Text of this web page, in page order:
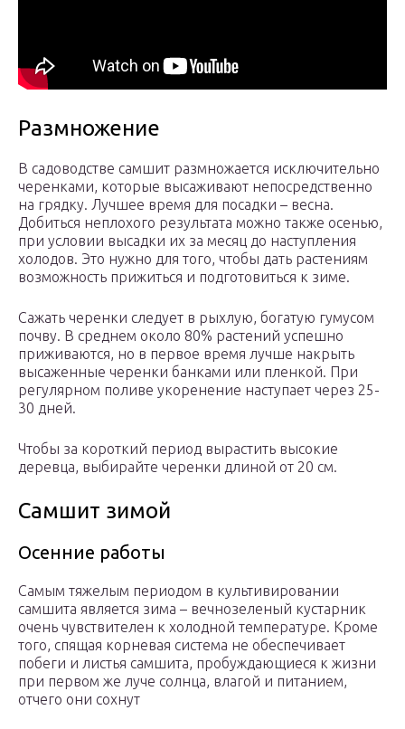
Размножение
В садоводстве самшит размножается исключительно
черенками, которые высаживают непосредственно
на грядку. Лучшее время для посадки – весна.
Добиться неплохого результата можно также осенью,
при условии высадки их за месяц до наступления
холодов. Это нужно для того, чтобы дать растениям
возможность прижиться и подготовиться к зиме.
Сажать черенки следует в рыхлую, богатую гумусом
почву. В среднем около 80% растений успешно
приживаются, но в первое время лучше накрыть
высаженные черенки банками или пленкой. При
регулярном поливе укоренение наступает через 25-
30 дней.
Чтобы за короткий период вырастить высокие
деревца, выбирайте черенки длиной от 20 см.
Самшит зимой
Осенние работы
Самым тяжелым периодом в культивировании
самшита является зима – вечнозеленый кустарник
очень чувствителен к холодной температуре. Кроме
того, спящая корневая система не обеспечивает
побеги и листья самшита, пробуждающиеся к жизни
при первом же луче солнца, влагой и питанием,
отчего они сохнут